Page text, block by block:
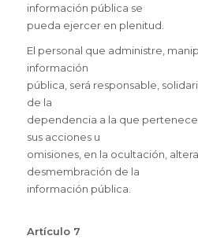
información pública se
pueda ejercer en plenitud.
El personal que administre,
información
pública, será responsable,
de la
dependencia a la que
sus acciones u
omisiones, en la ocultación,
desmembración de la
información pública.
Artículo 7